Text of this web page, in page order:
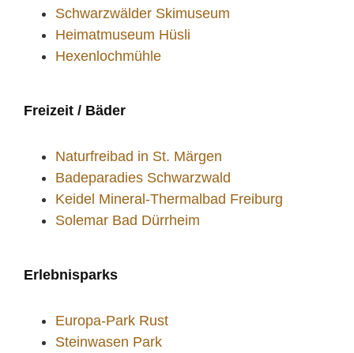
Schwarzwälder Skimuseum
Heimatmuseum Hüsli
Hexenlochmühle
Freizeit / Bäder
Naturfreibad in St. Märgen
Badeparadies Schwarzwald
Keidel Mineral-Thermalbad Freiburg
Solemar Bad Dürrheim
Erlebnisparks
Europa-Park Rust
Steinwasen Park